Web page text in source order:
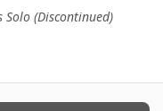
Solo (Discontinued)